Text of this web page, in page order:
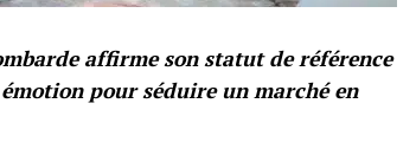
affirme son statut de référence
pour séduire un marché en